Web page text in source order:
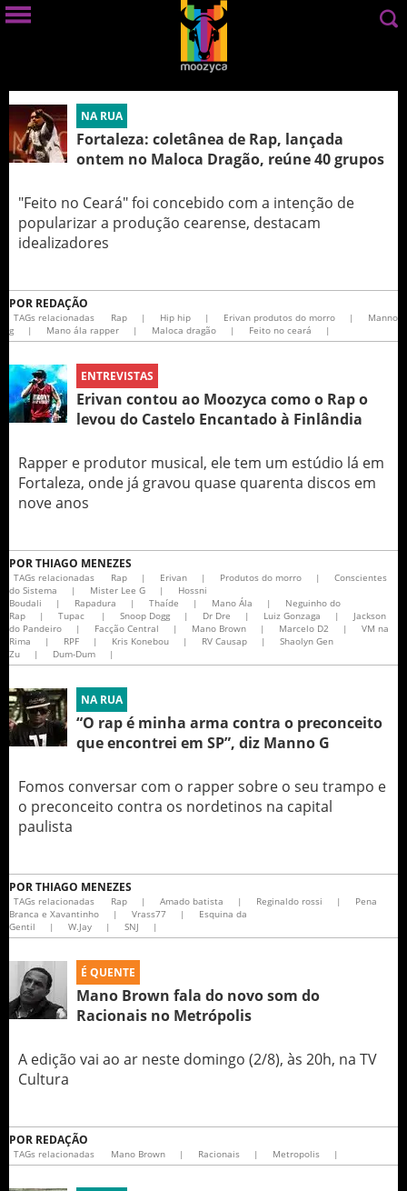
NA RUA
Fortaleza: coletânea de Rap, lançada
ontem no Maloca Dragão, reúne 40 grupos
"Feito no Ceará" foi concebido com a intenção de
popularizar a produção cearense, destacam
idealizadores
POR REDAÇÃO
TAGs relacionadas Rap | Hip hip | Erivan produtos do morro |
Manno
g
| Mano ála rapper | Maloca dragão | Feito no ceará |
ENTREVISTAS
Erivan contou ao Moozyca como o Rap o
levou do Castelo Encantado à Finlândia
Rapper e produtor musical, ele tem um estúdio lá em
Fortaleza, onde já gravou quase quarenta discos em
nove anos
PORTHIAGO MENEZES
TAGs relacionadas Rap | Erivan | Produtos do morro |
Conscientes
do Sistema
| Mister Lee G |
Hossni
Boudali
| Rapadura | Thaíde | Mano Ála |
Neguinho do
Rap
| Tupac | Snoop Dogg | Dr Dre | Luiz Gonzaga |
Jackson
do Pandeiro
| Facção Central | Mano Brown | Marcelo D2 |
VM na
Rima
| RPF | Kris Konebou | RV Causap |
Shaolyn Gen
Zu
| Dum-Dum |
NA RUA
“O rap é minha arma contra o preconceito
que encontrei em SP”, diz Manno G
Fomos conversar com o rapper sobre o seu trampo e
o preconceito contra os nordetinos na capital
paulista
PORTHIAGO MENEZES
TAGs relacionadas Rap | Amado batista | Reginaldo rossi |
Pena
Branca e Xavantinho
| Vrass77 |
Esquina da
Gentil
| W.Jay | SNJ |
É QUENTE
Mano Brown fala do novo som do
Racionais no Metrópolis
A edição vai ao ar neste domingo (2/8), às 20h, na TV
Cultura
POR REDAÇÃO
TAGs relacionadas Mano Brown | Racionais | Metropolis |